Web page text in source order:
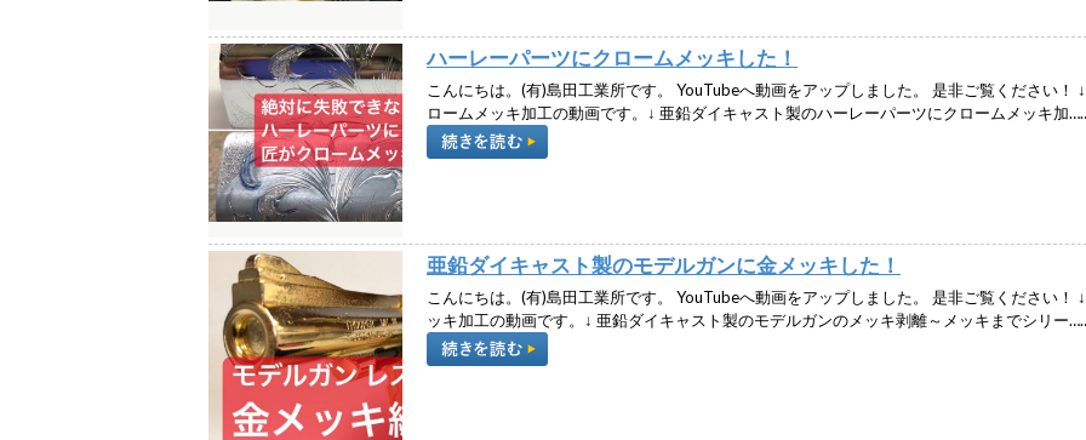
ハーレーパーツにクロームメッキした！
こんにちは。(有)島田工業所です。 YouTubeへ動画をアップしました。 是非ご覧ください！
ロームメッキ加工の動画です。↓ 亜鉛ダイキャスト製のハーレーパーツにクロームメッキ加
亜鉛ダイキャスト製のモデルガンに金メッキした！
こんにちは。(有)島田工業所です。 YouTubeへ動画をアップしました。 是非ご覧ください！
ッキ加工の動画です。↓ 亜鉛ダイキャスト製のモデルガンのメッキ剥離～メッキまでシリー